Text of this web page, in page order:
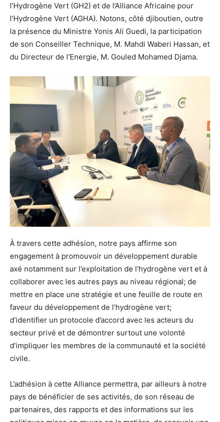
l’Hydrogène Vert (GH2) et de l’Alliance Africaine pour
l’Hydrogène Vert (AGHA). Notons, côté djiboutien, outre
la présence du Ministre Yonis Ali Guedi, la participation
de son Conseiller Technique, M. Mahdi Waberi Hassan, et
du Directeur de l’Energie, M. Gouled Mohamed Djama.
À travers cette adhésion, notre pays affirme son
engagement à promouvoir un développement durable
axé notamment sur l’exploitation de l’hydrogène vert et à
collaborer avec les autres pays au niveau régional; de
mettre en place une stratégie et une feuille de route en
faveur du développement de l’hydrogène vert;
d’identifier un protocole d’accord avec les acteurs du
secteur privé et de démontrer surtout une volonté
d’impliquer les membres de la communauté et la société
civile.
L’adhésion à cette Alliance permettra, par ailleurs à notre
pays de bénéficier de ses activités, de son réseau de
partenaires, des rapports et des informations sur les